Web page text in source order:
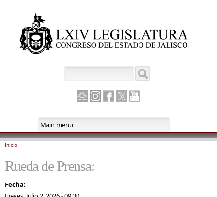
principal
Canal
Instagram
Facebook
Twitter
Inicio
Rueda de Prensa:
Fecha: